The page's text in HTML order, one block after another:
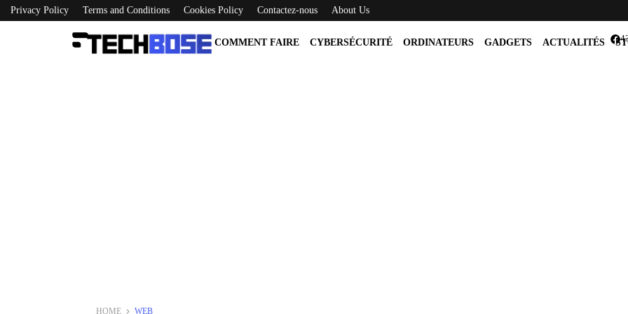
Privacy Policy Terms and Conditions Cookies Policy Contactez-nous About Us
COMMENT FAIRE CYBERSÉCURITÉ ORDINATEURS GADGETS ACTUALITÉS
HOME WEB